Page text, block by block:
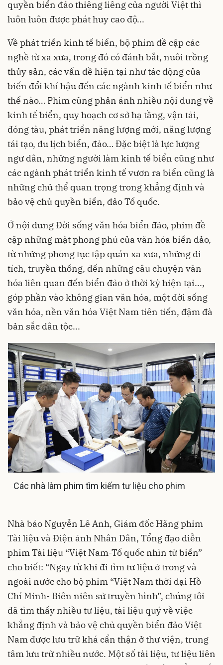
quyền biển đảo thiêng liêng của người Việt thì
luôn luôn được phát huy cao độ...
Về phát triển kinh tế biển, bộ phim đề cập các
nghề từ xa xưa, trong đó có đánh bắt, nuôi trồng
thủy sản, các vấn đề hiện tại như tác động của
biến đổi khí hậu đến các ngành kinh tế biển như
thế nào… Phim cũng phản ánh nhiều nội dung về
kinh tế biển, quy hoạch cơ sở hạ tầng, vận tải,
đóng tàu, phát triển năng lượng mới, năng lượng
tái tạo, du lịch biển, đảo… Đặc biệt là lực lượng
ngư dân, những người làm kinh tế biển cũng như
các ngành phát triển kinh tế vươn ra biển cũng là
những chủ thể quan trọng trong khẳng định và
bảo vệ chủ quyền biển, đảo Tổ quốc.
Ở nội dung Đời sống văn hóa biển đảo, phim đề
cập những mặt phong phú của văn hóa biển đảo,
từ những phong tục tập quán xa xưa, những di
tích, truyền thống, đến những câu chuyện văn
hóa liên quan đến biển đảo ở thời kỳ hiện tại...,
góp phần vào không gian văn hóa, một đời sống
văn hóa, nền văn hóa Việt Nam tiên tiến, đậm đà
bản sắc dân tộc...
Các nhà làm phim tìm kiếm tư liệu cho phim
Nhà báo Nguyễn Lê Anh, Giám đốc Hãng phim
Tài liệu và Điện ảnh Nhân Dân, Tổng đạo diễn
phim Tài liệu “Việt Nam-Tổ quốc nhìn từ biển”
cho biết: “Ngay từ khi đi tìm tư liệu ở trong và
ngoài nước cho bộ phim “Việt Nam thời đại Hồ
Chí Minh- Biên niên sử truyền hình”, chúng tôi
đã tìm thấy nhiều tư liệu, tài liệu quý về việc
khẳng định và bảo vệ chủ quyền biển đảo Việt
Nam được lưu trữ khá cẩn thận ở thư viện, trung
tâm lưu trữ nhiều nước. Một số tài liệu, tư liệu liên